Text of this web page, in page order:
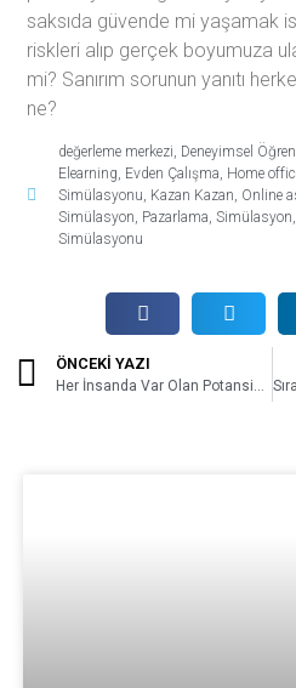
saksıda güvende mi yaşamak
riskleri alıp gerçek boyumuza
mi? Sanırım sorunun yanıtı
ne?
değerleme merkezi, Deneyimsel
Elearning, Evden Çalışma, Home
Simülasyonu, Kazan Kazan, Online
Simülasyon, Pazarlama,Simülasyon
Simülasyonu
ÖNCEKİ YAZI
Her İnsanda Var Olan Potansiyeli Keşfedin